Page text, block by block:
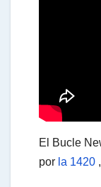
p
El Bucle
por la 1420